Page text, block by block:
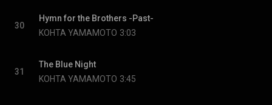
30
Hymn for the Brothers -Past-
KOHTA YAMAMOTO 3:03
31
The Blue Night
KOHTA YAMAMOTO 3:45